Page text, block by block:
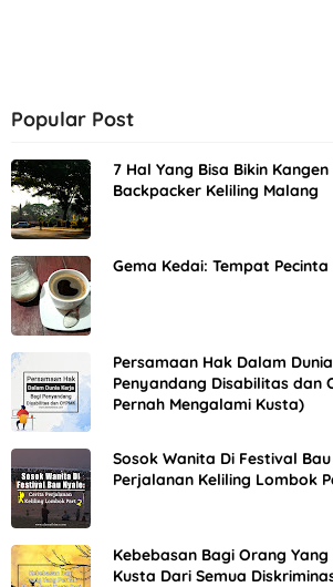
Popular Post
7 Hal Yang Bisa Bikin
Backpacker Keliling Malang
Gema Kedai: Tempat
Persamaan Hak Dalam
Penyandang Disabilitas dan
Pernah Mengalami Kusta)
Sosok Wanita Di Festival
Perjalanan Keliling Lombok
Kebebasan Bagi Orang
Kusta Dari Semua